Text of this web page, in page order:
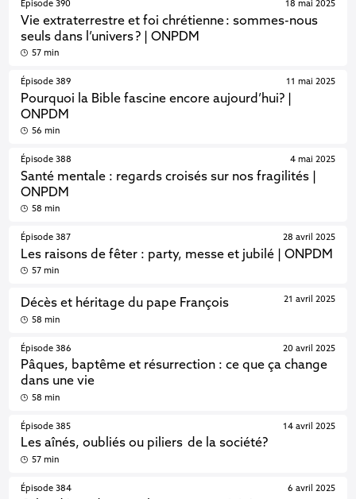
Épisode 390
Vie extraterrestre et foi chrétienne : sommes-nous
seuls dans l’univers ? | ONPDM
18 mai 2025
57 min
Épisode 389
Pourquoi la Bible fascine encore aujourd’hui? |
ONPDM
11 mai 2025
56 min
Épisode 388
Santé mentale : regards croisés sur nos fragilités |
ONPDM
4 mai 2025
58 min
Épisode 387
Les raisons de fêter : party, messe et jubilé | ONPDM
28 avril 2025
57 min
Décès et héritage du pape François 21 avril 2025
58 min
Épisode 386
Pâques, baptême et résurrection : ce que ça change
dans une vie
20 avril 2025
58 min
Épisode 385
Les aînés, oubliés ou piliers de la société?
14 avril 2025
57 min
Épisode 384 6 avril 2025